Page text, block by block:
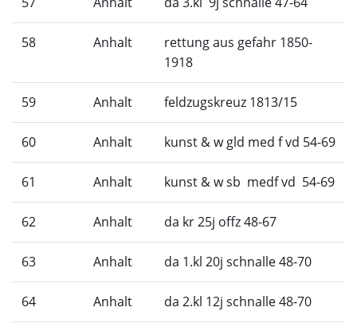
58 Anhalt
rettung aus gefahr 1850-
1918
59 Anhalt feldzugskreuz 1813/15
60 Anhalt kunst & w gld med f vd 54-69
61 Anhalt kunst & w sb medf vd 54-69
62 Anhalt da kr 25j offz 48-67
63 Anhalt da 1.kl 20j schnalle 48-70
64 Anhalt da 2.kl 12j schnalle 48-70